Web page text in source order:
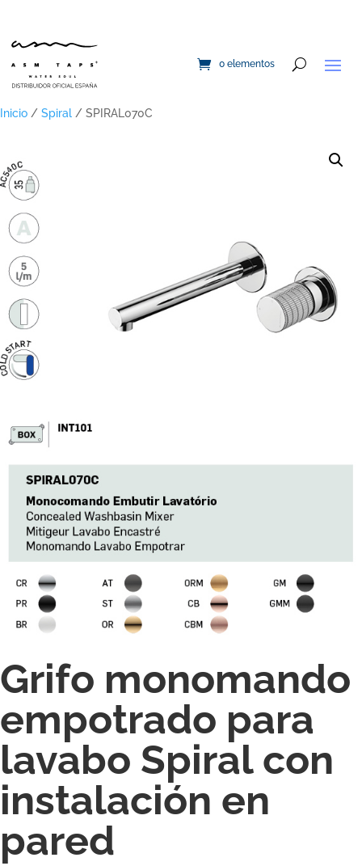
0 elementos
Inicio / Spiral / SPIRAL070C
Grifo monomando
empotrado para
lavabo Spiral con
instalación en
pared